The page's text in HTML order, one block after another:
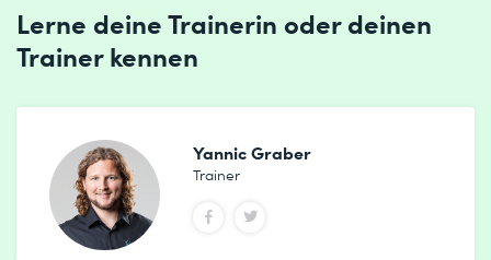
Lerne deine Trainerin oder deinen
Trainer kennen
Yannic Graber
Trainer